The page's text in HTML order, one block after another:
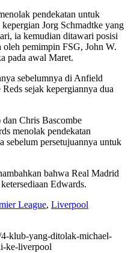
pendekatan untuk
Jorg Schmadtke yang
ia kemudian ditawari posisi
oleh pemimpin FSG, John W.
pada awal Maret.
sebelumnya di Anfield
sejak kepergiannya dua
Chris Bascombe
menolak pendekatan
sebelum persetujuannya untuk
bahwa Real Madrid
Edwards.
League, Liverpool
klub-yang-ditolak-michael-
ke-liverpool